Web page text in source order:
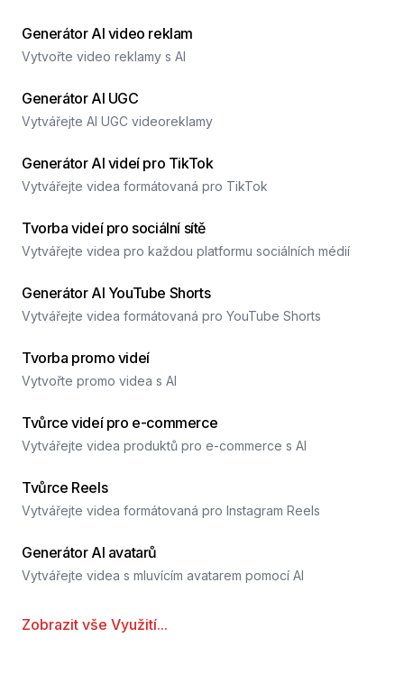
Generátor AI video reklam
Vytvořte video reklamy s AI
Generátor AI UGC
Vytvářejte AI UGC videoreklamy
Generátor AI videí pro TikTok
Vytvářejte videa formátovaná pro TikTok
Tvorba videí pro sociální sítě
Vytvářejte videa pro každou platformu sociálních médií
Generátor AI YouTube Shorts
Vytvářejte videa formátovaná pro YouTube Shorts
Tvorba promo videí
Vytvořte promo videa s AI
Tvůrce videí pro e-commerce
Vytvářejte videa produktů pro e-commerce s AI
Tvůrce Reels
Vytvářejte videa formátovaná pro Instagram Reels
Generátor AI avatarů
Vytvářejte videa s mluvícím avatarem pomocí AI
Zobrazit vše Využití...